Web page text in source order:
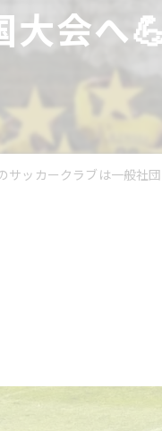
大会へ
サッカークラブは一般社